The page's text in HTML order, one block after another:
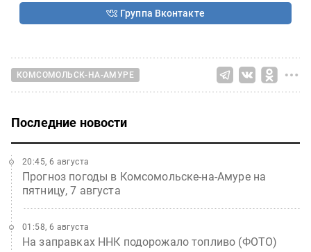
Группа Вконтакте
КОМСОМОЛЬСК-НА-АМУРЕ
Последние новости
Прогноз погоды в Комсомольске-на-Амуре на
пятницу, 7 августа
20:45, 6 августа
На заправках ННК подорожало топливо (ФОТО)
01:58, 6 августа